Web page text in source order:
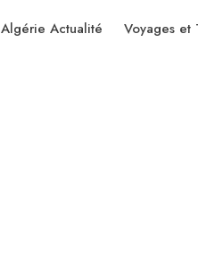
Algérie Actualité Voyages et